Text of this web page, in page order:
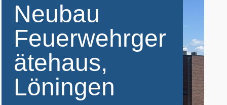
Neubau
Feuerwehrger
ätehaus,
Löningen